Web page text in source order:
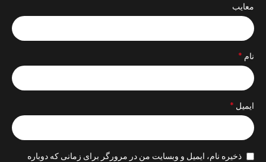
معایب
نام *
ایمیل *
ذخیره نام، ایمیل و وبسایت من در مرورگر برای زمانی که دوباره